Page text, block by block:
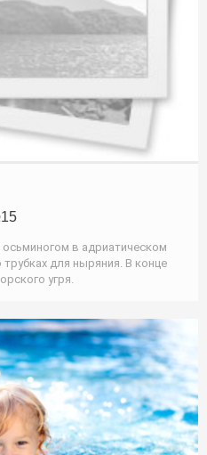
в адриатическом
для ныряния. В конце
угря.